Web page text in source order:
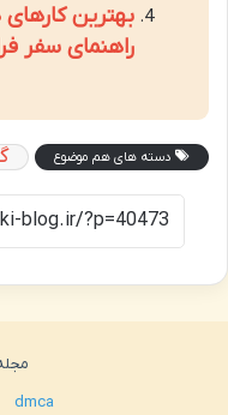
بهترین
راهنمای سفر
دسته های هم موضوع
مجله
dmca